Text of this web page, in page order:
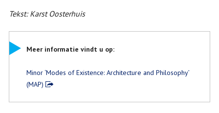
Tekst: Karst Oosterhuis
Meer informatie vindt u op:
Minor ‘Modes of Existence: Architecture and Philosophy’
(MAP)